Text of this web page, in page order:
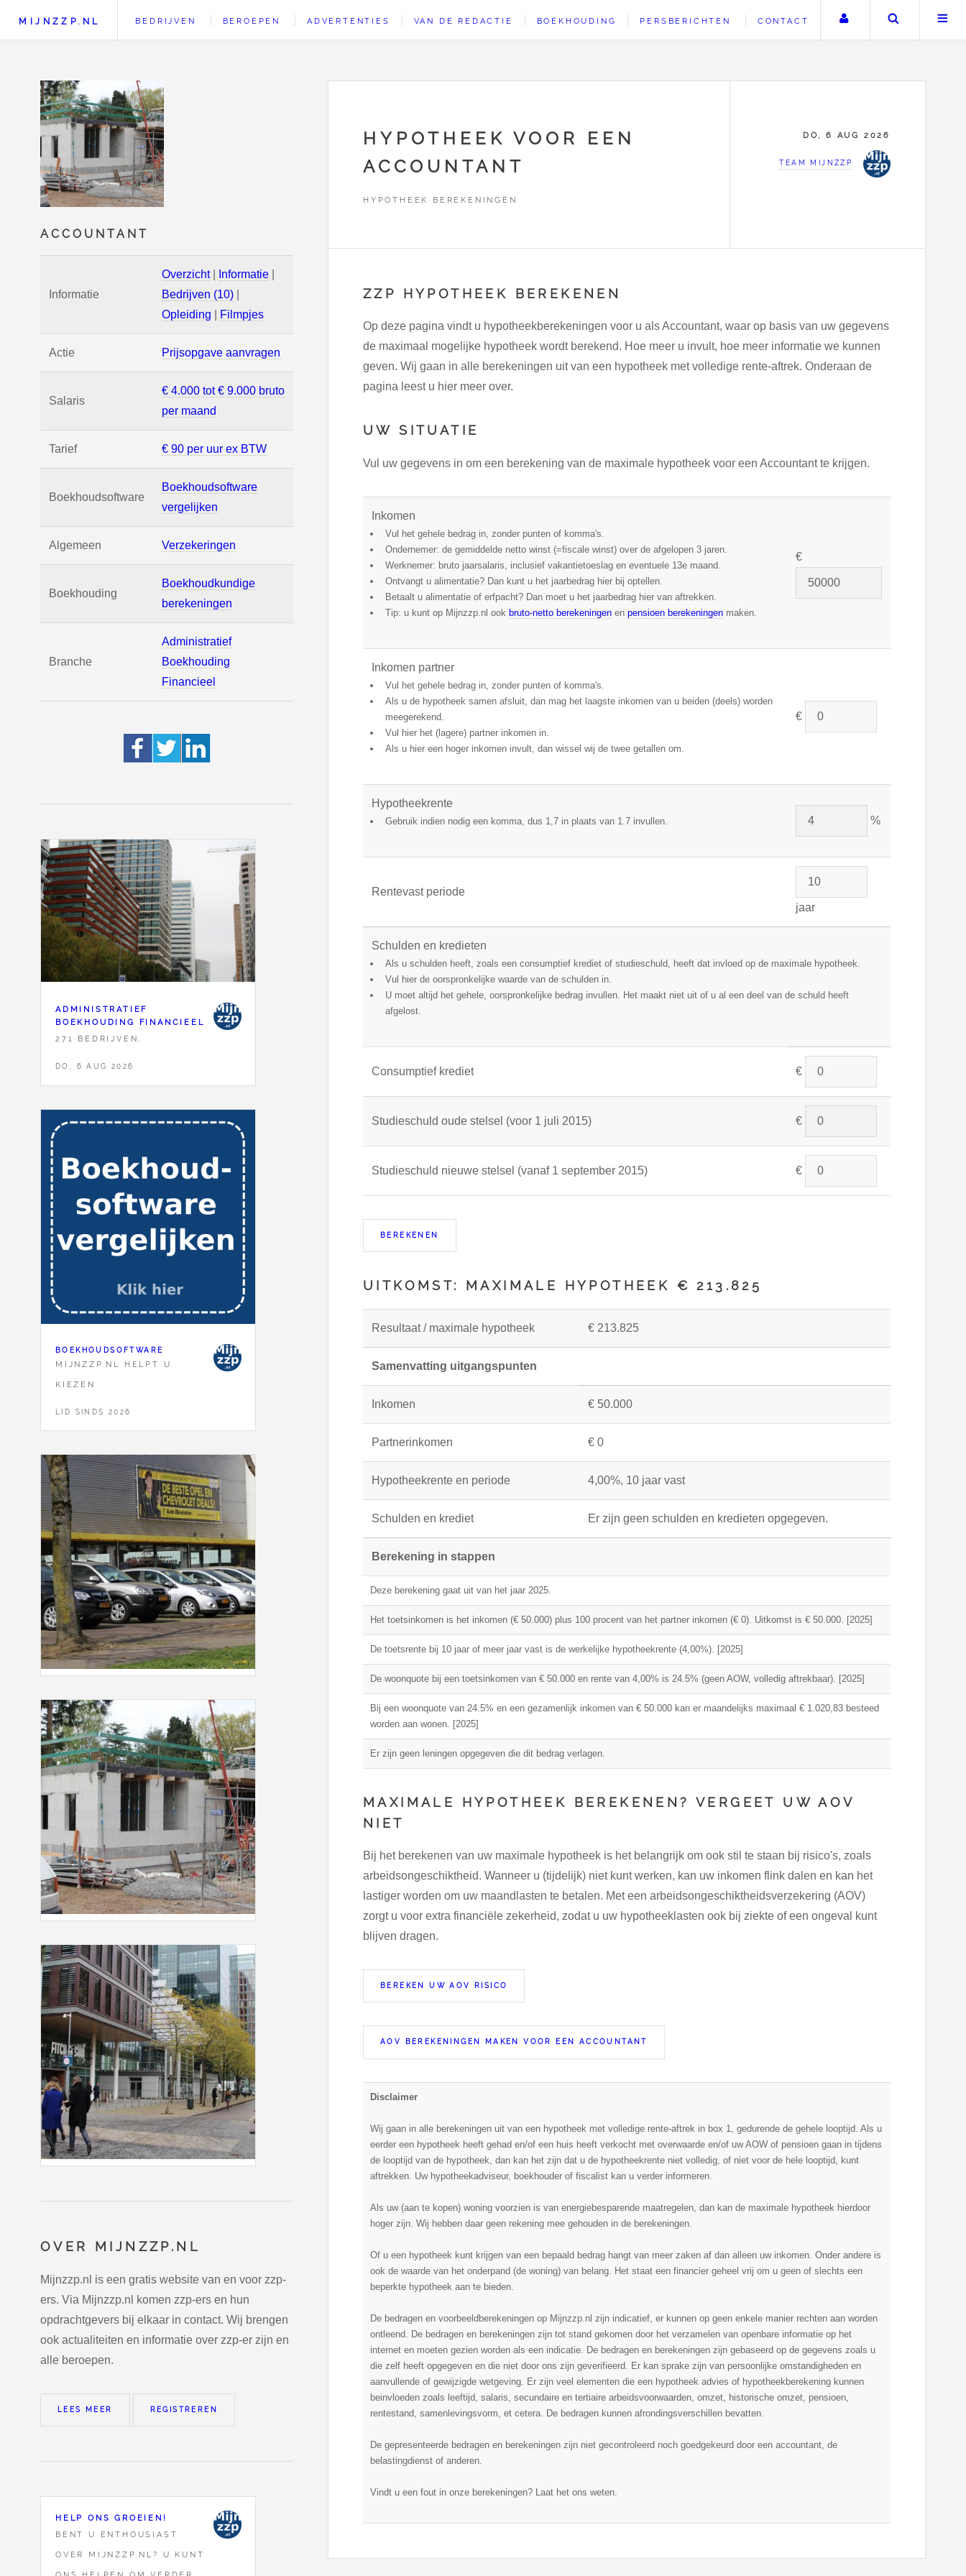
ACCOUNTANT
Informatie
Overzicht| Informatie
Bedrijven (10)
Opleiding
Filmpjes
Actie Prijsopgave aanvragen
Salaris
€ 4.000 tot € 9.000 bruto
per maand
Tarief € 90 per uur ex BTW
Boekhoudsoftware
Boekhoudsoftware
vergelijken
Algemeen Verzekeringen
Boekhouding
Boekhoudkundige
berekeningen
Branche
Administratief
Boekhouding
Financieel
ADMINISTRATIEF
BOEKHOUDING FINANCIEEL
271 BEDRIJVEN,
DO, 6 AUG 2026
BOEKHOUDSOFTWARE
MIJNZZP.NL HELPT U
KIEZEN
LID SINDS 2026
OVER MIJNZZP.NL
Mijnzzp.nl is een gratis website van en voor zzp-
ers. Via Mijnzzp.nl komen zzp-ers en hun
opdrachtgevers bij elkaar in contact. Wij brengen
ook actualiteiten en informatie over zzp-er zijn en
alle beroepen.
LEES MEER REGISTREREN
HELP ONS GROEIEN!
BENT U ENTHOUSIAST
OVER MIJNZZP.NL? U KUNT
MIJNZZP.NL BEDRIJVEN BEROEPEN ADVERTENTIES VAN DE REDACTIE BOEKHOUDING PERSBERICHTEN CONTACT Uw accountZoeken
HYPOTHEEK VOOR EEN
ACCOUNTANT
HYPOTHEEK BEREKENINGEN
DO, 6 AUG 2026
TEAM MIJNZZP
ZZP HYPOTHEEK BEREKENEN
Op deze pagina vindt u hypotheekberekeningen voor u als Accountant, waar op basis van uw gegevens
de maximaal mogelijke hypotheek wordt berekend. Hoe meer u invult, hoe meer informatie we kunnen
geven. Wij gaan in alle berekeningen uit van een hypotheek met volledige rente-aftrek. Onderaan de
pagina leest u hier meer over.
UW SITUATIE
Vul uw gegevens in om een berekening van de maximale hypotheek voor een Accountant te krijgen.
Inkomen
Vul het gehele bedrag in, zonder punten of komma's.
Ondernemer: de gemiddelde netto winst (=fiscale winst) over de afgelopen 3 jaren.
Werknemer: bruto jaarsalaris, inclusief vakantietoeslag en eventuele 13e maand.
Ontvangt u alimentatie? Dan kunt u het jaarbedrag hier bij optellen.
Betaalt u alimentatie of erfpacht? Dan moet u het jaarbedrag hier van aftrekken.
Tip: u kunt op Mijnzzp.nl ook bruto-netto berekeningen enpensioen berekeningen maken.
€
Inkomen partner
Vul het gehele bedrag in, zonder punten of komma's.
Als u de hypotheek samen afsluit, dan mag het laagste inkomen van u beiden (deels) worden
meegerekend.
Vul hier het (lagere) partner inkomen in.
Als u hier een hoger inkomen invult, dan wissel wij de twee getallen om.
€
Hypotheekrente
Gebruik indien nodig een komma, dus 1,7 in plaats van 1.7 invullen. %
Rentevast periode
jaar
Schulden en kredieten
Als u schulden heeft, zoals een consumptief krediet of studieschuld, heeft dat invloed op de maximale hypotheek.
Vul hier de oorspronkelijke waarde van de schulden in.
U moet altijd het gehele, oorspronkelijke bedrag invullen. Het maakt niet uit of u al een deel van de schuld heeft
afgelost.
Consumptief krediet €
Studieschuld oude stelsel (voor 1 juli 2015) €
Studieschuld nieuwe stelsel (vanaf 1 september 2015) €
UITKOMST: MAXIMALE HYPOTHEEK € 213.825
Resultaat / maximale hypotheek € 213.825
Samenvatting uitgangspunten
Inkomen € 50.000
Partnerinkomen € 0
Hypotheekrente en periode 4,00%, 10 jaar vast
Schulden en krediet Er zijn geen schulden en kredieten opgegeven.
Berekening in stappen
Deze berekening gaat uit van het jaar 2025.
Het toetsinkomen is het inkomen (€ 50.000) plus 100 procent van het partner inkomen (€ 0). Uitkomst is € 50.000. [2025]
De toetsrente bij 10 jaar of meer jaar vast is de werkelijke hypotheekrente (4,00%). [2025]
De woonquote bij een toetsinkomen van € 50.000 en rente van 4,00% is 24.5% (geen AOW, volledig aftrekbaar). [2025]
Bij een woonquote van 24.5% en een gezamenlijk inkomen van € 50.000 kan er maandelijks maximaal € 1.020,83 besteed
worden aan wonen. [2025]
Er zijn geen leningen opgegeven die dit bedrag verlagen.
MAXIMALE HYPOTHEEK BEREKENEN? VERGEET UW AOV
NIET
Bij het berekenen van uw maximale hypotheek is het belangrijk om ook stil te staan bij risico's, zoals
arbeidsongeschiktheid. Wanneer u (tijdelijk) niet kunt werken, kan uw inkomen flink dalen en kan het
lastiger worden om uw maandlasten te betalen. Met een arbeidsongeschiktheidsverzekering (AOV)
zorgt u voor extra financiële zekerheid, zodat u uw hypotheeklasten ook bij ziekte of een ongeval kunt
blijven dragen.
BEREKEN UW AOV RISICO
AOV BEREKENINGEN MAKEN VOOR EEN ACCOUNTANT
Disclaimer
Wij gaan in alle berekeningen uit van een hypotheek met volledige rente-aftrek in box 1, gedurende de gehele looptijd. Als u
eerder een hypotheek heeft gehad en/of een huis heeft verkocht met overwaarde en/of uw AOW of pensioen gaan in tijdens
de looptijd van de hypotheek, dan kan het zijn dat u de hypotheekrente niet volledig, of niet voor de hele looptijd, kunt
aftrekken. Uw hypotheekadviseur, boekhouder of fiscalist kan u verder informeren.
Als uw (aan te kopen) woning voorzien is van energiebesparende maatregelen, dan kan de maximale hypotheek hierdoor
hoger zijn. Wij hebben daar geen rekening mee gehouden in de berekeningen.
Of u een hypotheek kunt krijgen van een bepaald bedrag hangt van meer zaken af dan alleen uw inkomen. Onder andere is
ook de waarde van het onderpand (de woning) van belang. Het staat een financier geheel vrij om u geen of slechts een
beperkte hypotheek aan te bieden.
De bedragen en voorbeeldberekeningen op Mijnzzp.nl zijn indicatief, er kunnen op geen enkele manier rechten aan worden
ontleend. De bedragen en berekeningen zijn tot stand gekomen door het verzamelen van openbare informatie op het
internet en moeten gezien worden als een indicatie. De bedragen en berekeningen zijn gebaseerd op de gegevens zoals u
die zelf heeft opgegeven en die niet door ons zijn geverifieerd. Er kan sprake zijn van persoonlijke omstandigheden en
aanvullende of gewijzigde wetgeving. Er zijn veel elementen die een hypotheek advies of hypotheekberekening kunnen
beinvloeden zoals leeftijd, salaris, secundaire en tertiaire arbeidsvoorwaarden, omzet, historische omzet, pensioen,
rentestand, samenlevingsvorm, et cetera. De bedragen kunnen afrondingsverschillen bevatten.
De gepresenteerde bedragen en berekeningen zijn niet gecontroleerd noch goedgekeurd door een accountant, de
belastingdienst of anderen.
Vindt u een fout in onze berekeningen? Laat het ons weten.